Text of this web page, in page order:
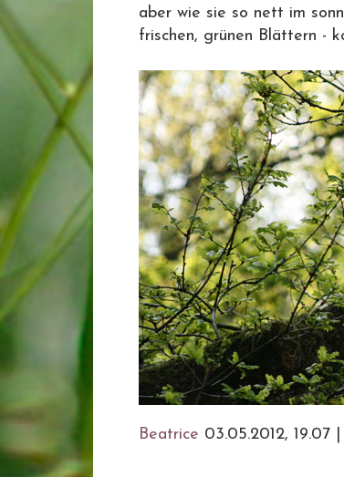
aber wie sie so nett im
frischen, grünen Blättern -
Beatrice 03.05.2012, 19.07